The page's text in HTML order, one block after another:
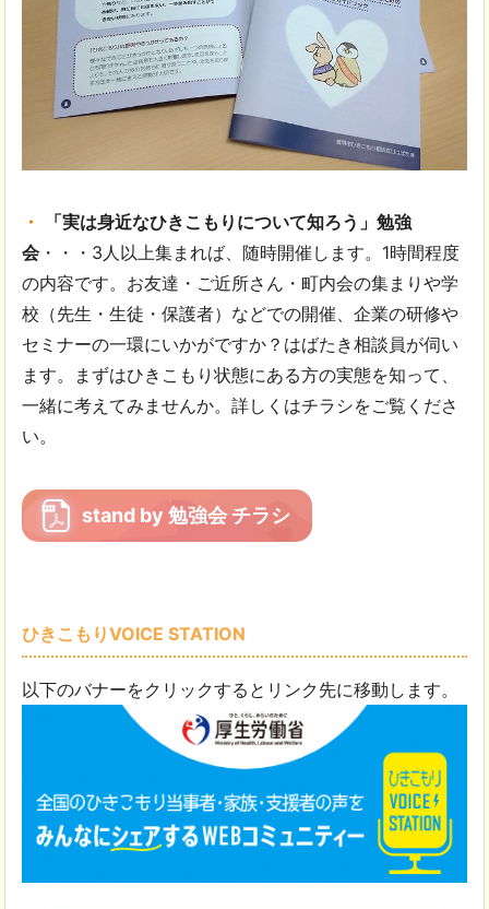
「実は身近なひきこもりについて知ろう」勉強
会 ・・・3人以上集まれば、随時開催します。1時間程度
の内容です。お友達・ご近所さん・町内会の集まりや学
校（先生・生徒・保護者）などでの開催、企業の研修や
セミナーの一環にいかがですか？はばたき相談員が伺い
ます。まずはひきこもり状態にある方の実態を知って、
一緒に考えてみませんか。詳しくはチラシをご覧くださ
い。
stand by 勉強会 チラシ
ひきこもりVOICE STATION
以下のバナーをクリックするとリンク先に移動します。